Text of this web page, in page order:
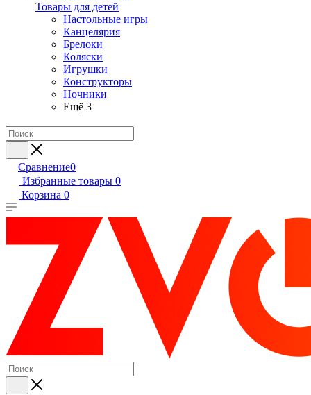
Товары для детей
Настольные игры
Канцелярия
Брелоки
Коляски
Игрушки
Конструкторы
Ночники
Ещё 3
Сравнение0
Избранные товары 0
Корзина 0